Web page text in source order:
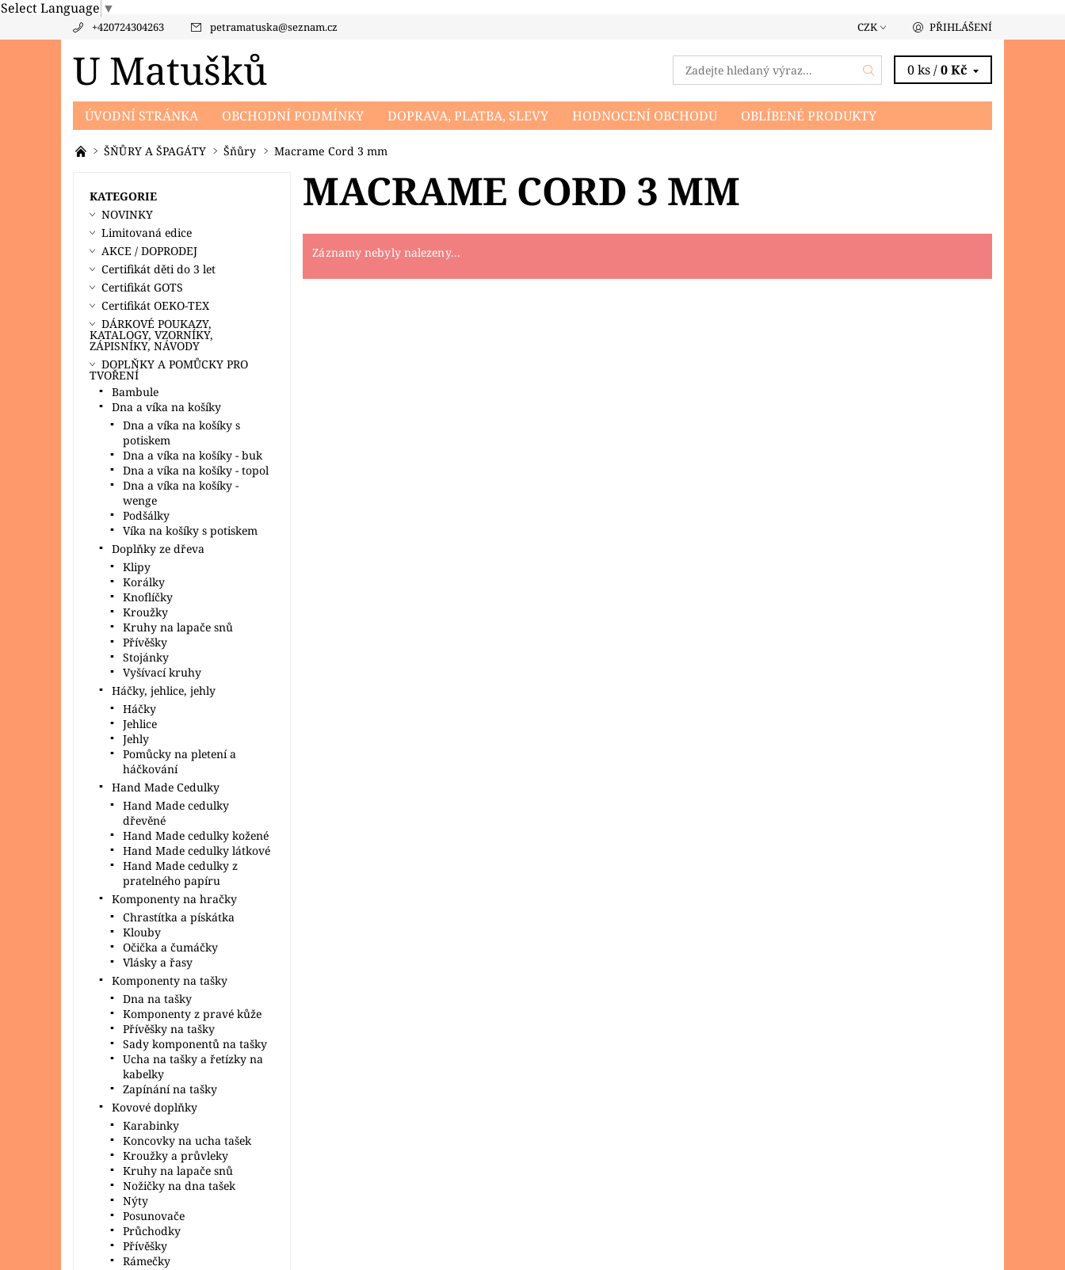
Select Language ▼
+420724304263 petramatuska@seznam.cz CZK PŘIHLÁŠENÍ
U Matušků 0 ks /0 Kč
ÚVODNÍ STRÁNKA OBCHODNÍ PODMÍNKY DOPRAVA, PLATBA, SLEVY HODNOCENÍ OBCHODU
OBLÍBENÉ PRODUKTY
PRODÁVANÉ ZNAČKY
KONTAKTY PODMÍNKY OCHRANY OSOBNÍCH ÚDAJŮ
ŠŇŮRY A ŠPAGÁTY Šňůry Macrame Cord 3 mm
MACRAME CORD 3 MM
Záznamy nebyly nalezeny...
KATEGORIE
NOVINKY
Limitovaná edice
AKCE / DOPRODEJ
Certifikát děti do 3 let
Certifikát GOTS
Certifikát OEKO-TEX
DÁRKOVÉ POUKAZY,
KATALOGY, VZORNÍKY,
ZÁPISNÍKY, NÁVODY
DOPLŇKY A POMŮCKY PRO
TVOŘENÍ
Bambule
Dna a víka na košíky
Dna a víka na košíky s
potiskem
Dna a víka na košíky - buk
Dna a víka na košíky - topol
Dna a víka na košíky -
wenge
Podšálky
Víka na košíky s potiskem
Doplňky ze dřeva
Klipy
Korálky
Knoflíčky
Kroužky
Kruhy na lapače snů
Přívěšky
Stojánky
Vyšívací kruhy
Háčky, jehlice, jehly
Háčky
Jehlice
Jehly
Pomůcky na pletení a
háčkování
Hand Made Cedulky
Hand Made cedulky
dřevěné
Hand Made cedulky kožené
Hand Made cedulky látkové
Hand Made cedulky z
pratelného papíru
Komponenty na hračky
Chrastítka a pískátka
Klouby
Očička a čumáčky
Vlásky a řasy
Komponenty na tašky
Dna na tašky
Komponenty z pravé kůže
Přívěšky na tašky
Sady komponentů na tašky
Ucha na tašky a řetízky na
kabelky
Zapínání na tašky
Kovové doplňky
Karabinky
Koncovky na ucha tašek
Kroužky a průvleky
Kruhy na lapače snů
Nožičky na dna tašek
Nýty
Posunovače
Průchodky
Přívěšky
Rámečky